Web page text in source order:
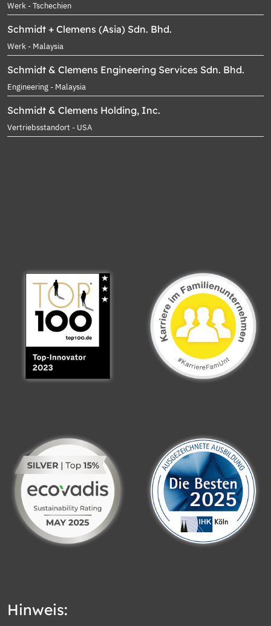
Werk - Tschechien
Schmidt + Clemens (Asia) Sdn. Bhd.
Werk - Malaysia
Schmidt & Clemens Engineering Services Sdn. Bhd.
Engineering - Malaysia
Schmidt & Clemens Holding, Inc.
Vertriebsstandort - USA
Hinweis: